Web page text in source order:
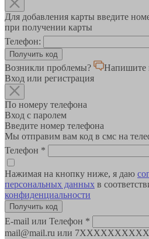
Для добавления карты введите
при получении карты
Телефон:
Возникли проблемы?
Напишите
Вход или регистрация
По номеру телефона
Вход с паролем
Введите номер телефона
Мы отправим вам код в смс на
Телефон *
Нажимая на кнопку ниже, я даю
персональных данных в
конфиденциальности
E-mail или Телефон *
mail@mail.ru или 7XXXXXXXXXX